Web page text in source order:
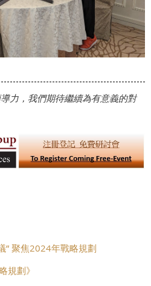
力，我們期待繼續為有意義的對
” 聚焦2024年戰略規劃
規劃》